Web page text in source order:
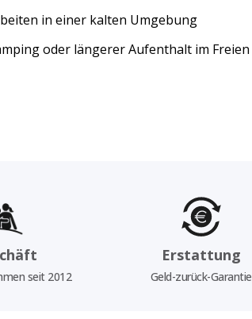
in einer kalten Umgebung
oder längerer Aufenthalt im Freien
seit 2012
Erstattung
Geld-zurück-Garantie